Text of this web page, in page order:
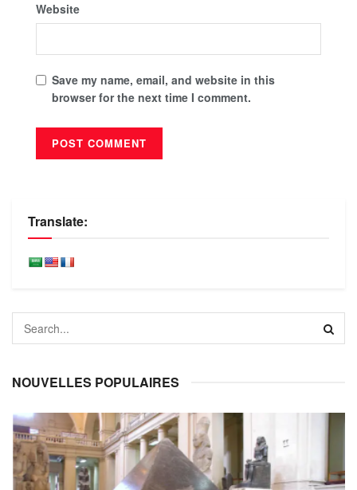
Website
Save my name, email, and website in this
browser for the next time I comment.
Translate:
NOUVELLES POPULAIRES